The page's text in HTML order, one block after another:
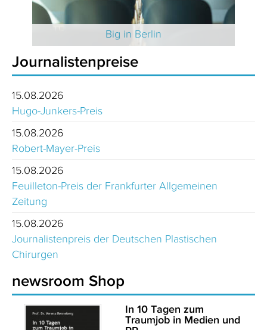
Big in Berlin
Journalistenpreise
15.08.2026
Hugo-Junkers-Preis
15.08.2026
Robert-Mayer-Preis
15.08.2026
Feuilleton-Preis der Frankfurter Allgemeinen
Zeitung
15.08.2026
Journalistenpreis der Deutschen Plastischen
Chirurgen
newsroom Shop
In 10 Tagen zum
Traumjob in Medien und